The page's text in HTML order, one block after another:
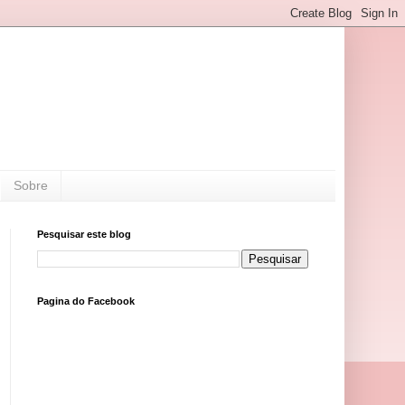
Sobre
Pesquisar este blog
Pagina do Facebook